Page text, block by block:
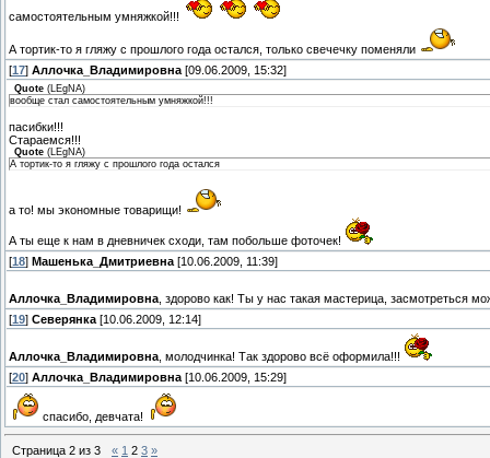
самостоятельным умняжкой!!!
А тортик-то я гляжу с прошлого года остался, только свечечку поменяли
[17] Аллочка_Владимировна [09.06.2009, 15:32]
Quote (LEgNA)
вообще стал самостоятельным умняжкой!!!
пасибки!!!
Стараемся!!!
Quote (LEgNA)
А тортик-то я гляжу с прошлого года остался
а то! мы экономные товарищи!
А ты еще к нам в дневничек сходи, там побольше фоточек!
[18] Машенька_Дмитриевна [10.06.2009, 11:39]
Аллочка_Владимировна , здорово как! Ты у нас такая мастерица, засмотреться
[19] Северянка [10.06.2009, 12:14]
Аллочка_Владимировна , молодчинка! Так здорово всё оформила!!!
[20] Аллочка_Владимировна [10.06.2009, 15:29]
спасибо, девчата!
Страница 2 из 3 « 1 2 3 »